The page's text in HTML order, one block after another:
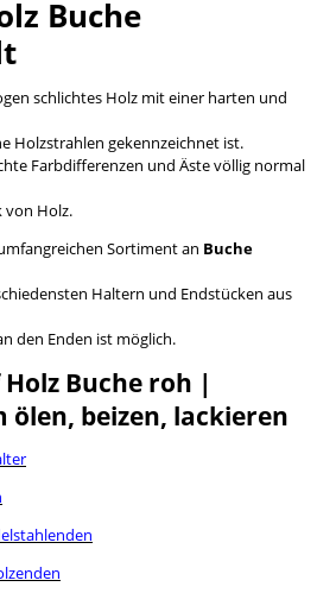
Buche
schlichtes Holz mit einer harten und
Holzstrahlen gekennzeichnet ist.
Farbdifferenzen und Äste völlig normal
von Holz.
Sortiment an Buche
Haltern und Endstücken aus
den Enden ist möglich.
Buche roh |
beizen, lackieren